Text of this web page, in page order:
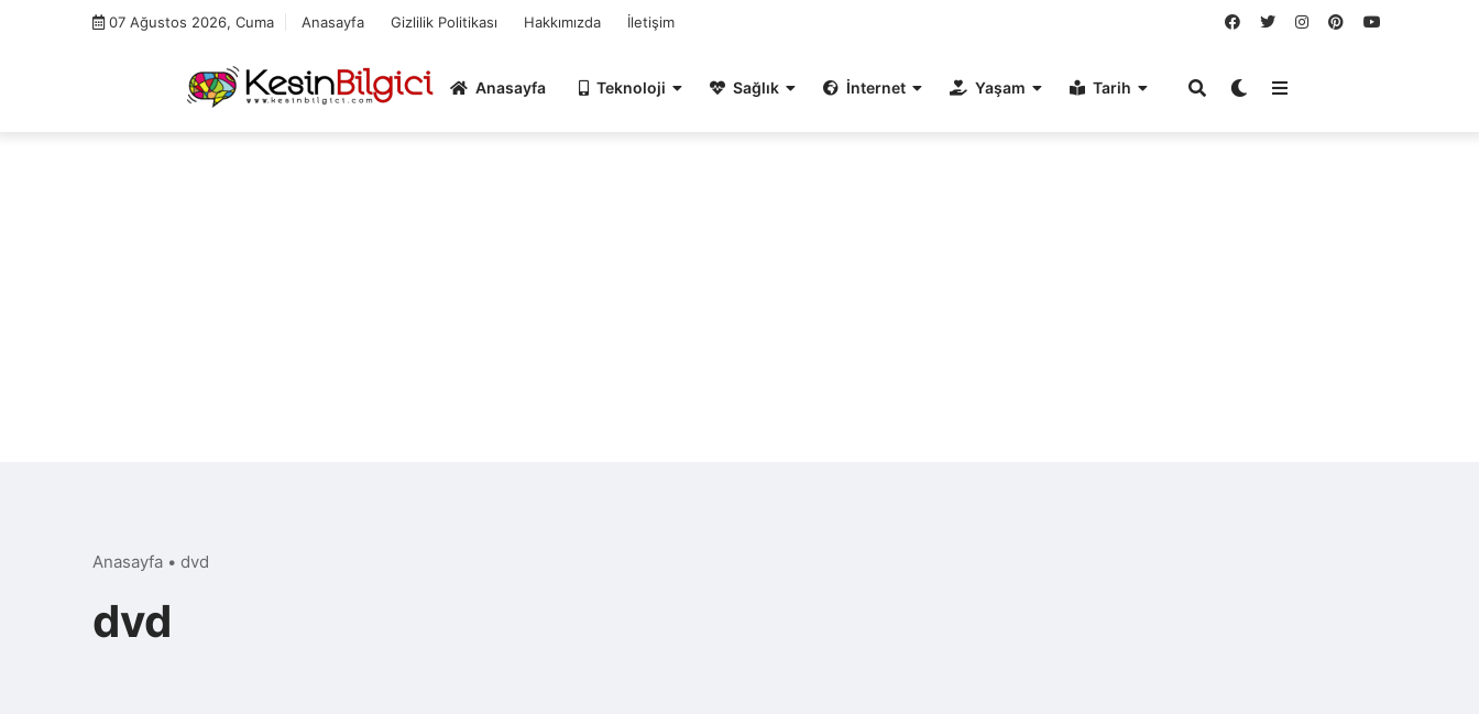
07 Ağustos 2026, Cuma Anasayfa Gizlilik Politikası Hakkımızda İletişim
Anasayfa Teknoloji Sağlık İnternet Yaşam Tarih
Anasayfa • dvd
dvd